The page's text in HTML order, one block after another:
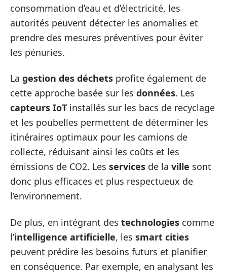
consommation d’eau et d’électricité, les
autorités peuvent détecter les anomalies et
prendre des mesures préventives pour éviter
les pénuries.
La gestion des déchets profite également de
cette approche basée sur les données. Les
capteurs IoT installés sur les bacs de recyclage
et les poubelles permettent de déterminer les
itinéraires optimaux pour les camions de
collecte, réduisant ainsi les coûts et les
émissions de CO2. Les services de la ville sont
donc plus efficaces et plus respectueux de
l’environnement.
De plus, en intégrant des technologies comme
l’intelligence artificielle, les smart cities
peuvent prédire les besoins futurs et planifier
en conséquence. Par exemple, en analysant les